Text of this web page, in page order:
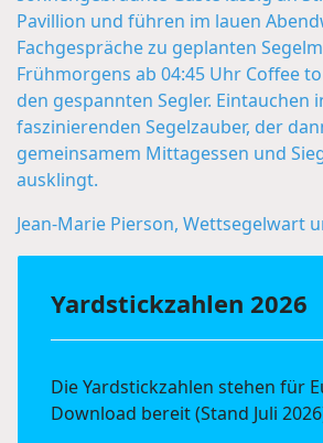
Pavillion und führen im lauen
Fachgespräche zu geplanten
Frühmorgens ab 04:45 Uhr Coffee
den gespannten Segler. Eintauchen
faszinierenden Segelzauber, der
gemeinsamem Mittagessen und
ausklingt.
Jean-Marie Pierson, Wettsegelwart
Yardstickzahlen 2026
Die Yardstickzahlen stehen für
Download bereit (Stand Juli